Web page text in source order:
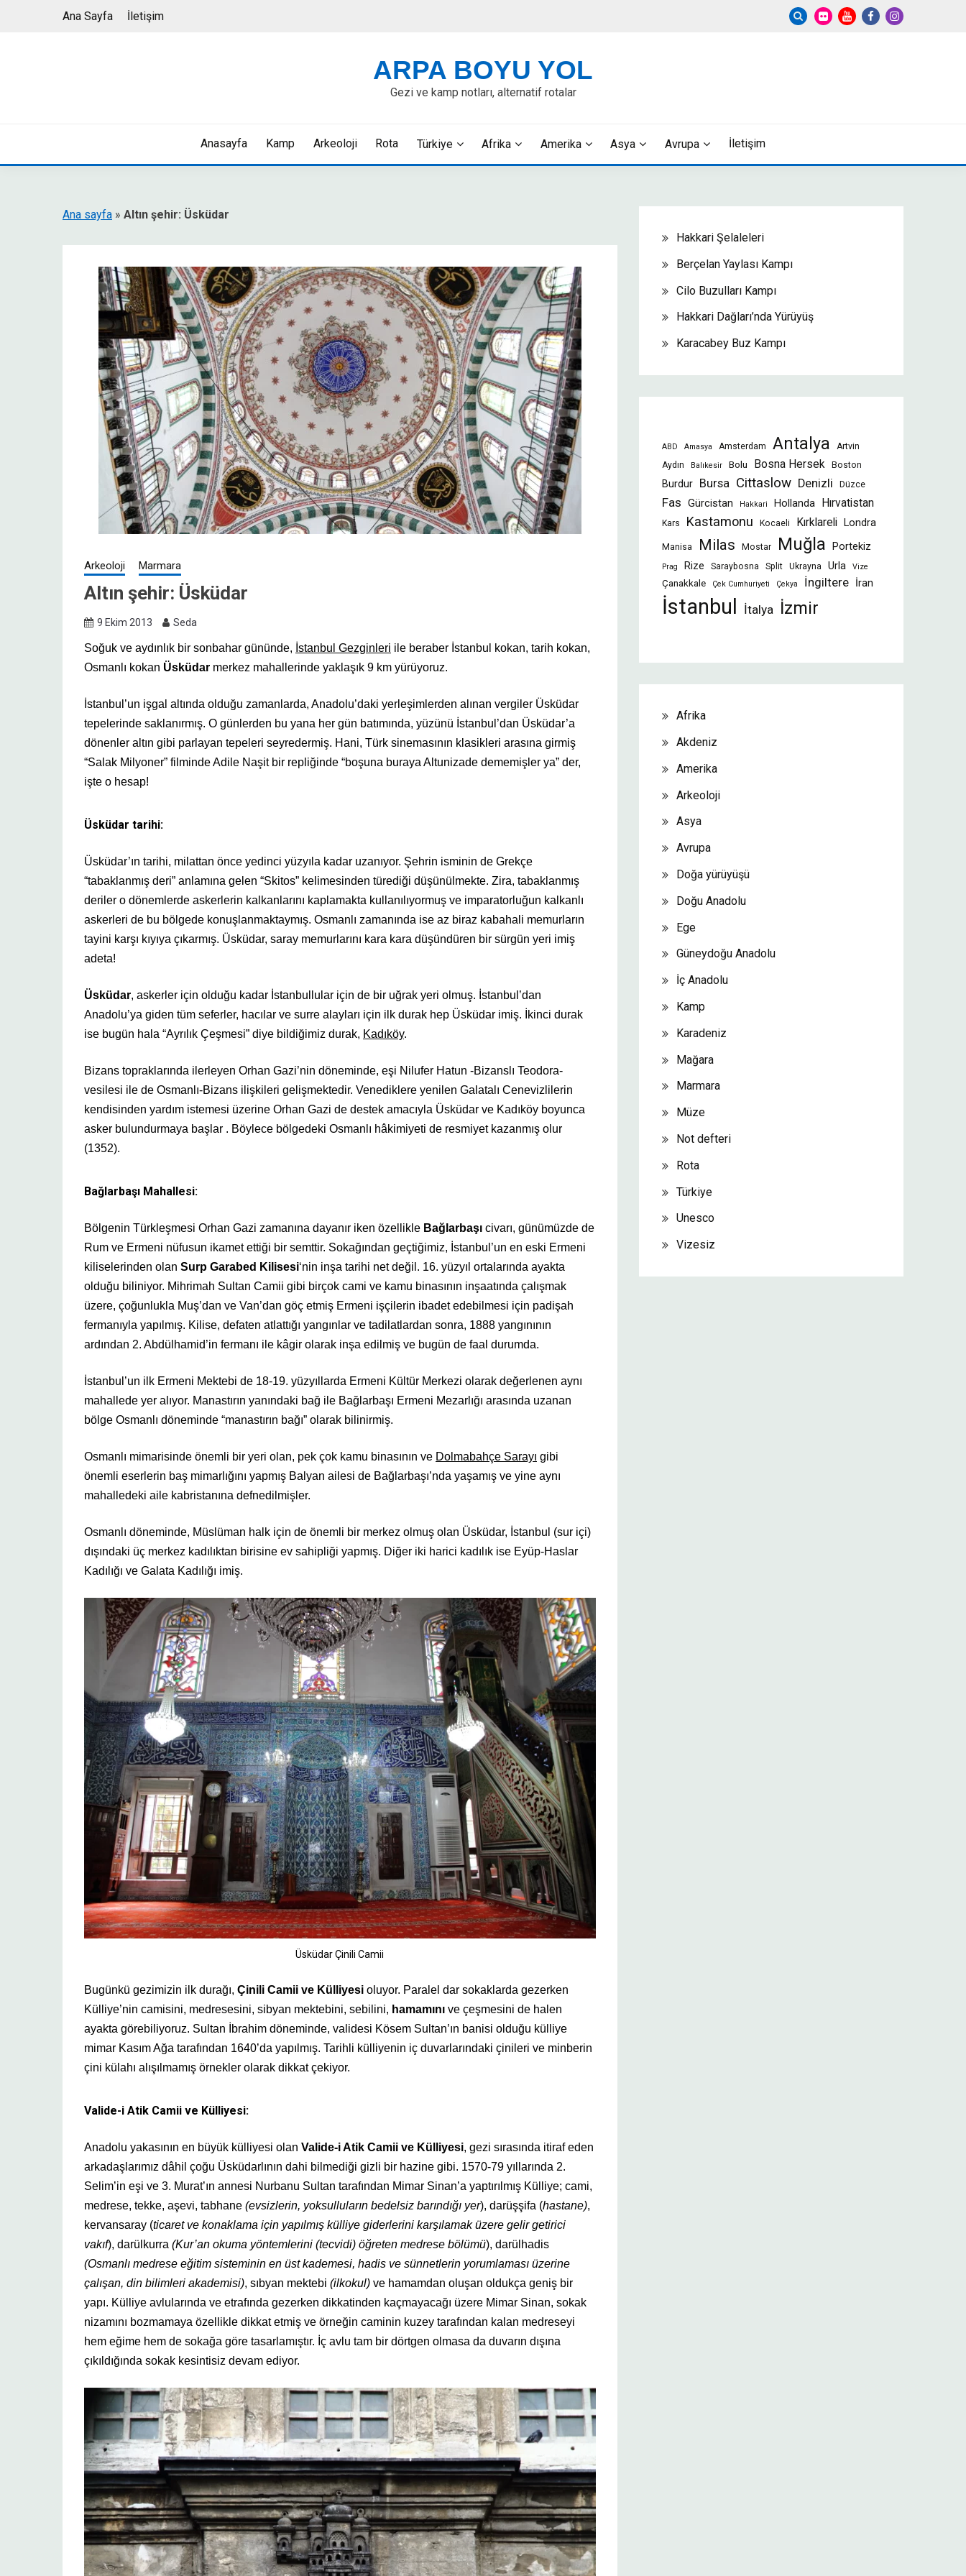
Ana Sayfa İletişim
ARPA BOYU YOL
Gezi ve kamp notları, alternatif rotalar
Anasayfa Kamp Arkeoloji Rota Türkiye Afrika Amerika Asya Avrupa İletişim
Ana sayfa » Altın şehir: Üsküdar
Arkeoloji Marmara
Altın şehir: Üsküdar
9 Ekim 2013 Seda
Soğuk ve aydınlık bir sonbahar gününde, İstanbul Gezginleri ile beraber İstanbul kokan, tarih kokan,
Osmanlı kokan Üsküdar merkez mahallerinde yaklaşık 9 km yürüyoruz.
İstanbul’un işgal altında olduğu zamanlarda, Anadolu’daki yerleşimlerden alınan vergiler Üsküdar
tepelerinde saklanırmış. O günlerden bu yana her gün batımında, yüzünü İstanbul’dan Üsküdar’a
dönenler altın gibi parlayan tepeleri seyredermiş. Hani, Türk sinemasının klasikleri arasına girmiş
“Salak Milyoner” filminde Adile Naşit bir repliğinde “boşuna buraya Altunizade dememişler ya” der,
işte o hesap!
Üsküdar tarihi:
Üsküdar’ın tarihi, milattan önce yedinci yüzyıla kadar uzanıyor. Şehrin isminin de Grekçe
“tabaklanmış deri” anlamına gelen “Skitos” kelimesinden türediği düşünülmekte. Zira, tabaklanmış
deriler o dönemlerde askerlerin kalkanlarını kaplamakta kullanılıyormuş ve imparatorluğun kalkanlı
askerleri de bu bölgede konuşlanmaktaymış. Osmanlı zamanında ise az biraz kabahali memurların
tayini karşı kıyıya çıkarmış. Üsküdar, saray memurlarını kara kara düşündüren bir sürgün yeri imiş
adeta!
Üsküdar, askerler için olduğu kadar İstanbullular için de bir uğrak yeri olmuş. İstanbul’dan
Anadolu’ya giden tüm seferler, hacılar ve surre alayları için ilk durak hep Üsküdar imiş. İkinci durak
ise bugün hala “Ayrılık Çeşmesi” diye bildiğimiz durak, Kadıköy.
Bizans topraklarında ilerleyen Orhan Gazi’nin döneminde, eşi Nilufer Hatun -Bizanslı Teodora-
vesilesi ile de Osmanlı-Bizans ilişkileri gelişmektedir. Venediklere yenilen Galatalı Cenevizlilerin
kendisinden yardım istemesi üzerine Orhan Gazi de destek amacıyla Üsküdar ve Kadıköy boyunca
asker bulundurmaya başlar . Böylece bölgedeki Osmanlı hâkimiyeti de resmiyet kazanmış olur
(1352).
Bağlarbaşı Mahallesi:
Bölgenin Türkleşmesi Orhan Gazi zamanına dayanır iken özellikle Bağlarbaşı civarı, günümüzde de
Rum ve Ermeni nüfusun ikamet ettiği bir semttir. Sokağından geçtiğimiz, İstanbul’un en eski Ermeni
kiliselerinden olan Surp Garabed Kilisesi‘nin inşa tarihi net değil. 16. yüzyıl ortalarında ayakta
olduğu biliniyor. Mihrimah Sultan Camii gibi birçok cami ve kamu binasının inşaatında çalışmak
üzere, çoğunlukla Muş’dan ve Van’dan göç etmiş Ermeni işçilerin ibadet edebilmesi için padişah
fermanıyla yapılmış. Kilise, defaten atlattığı yangınlar ve tadilatlardan sonra, 1888 yangınının
ardından 2. Abdülhamid’in fermanı ile kâgir olarak inşa edilmiş ve bugün de faal durumda.
İstanbul’un ilk Ermeni Mektebi de 18-19. yüzyıllarda Ermeni Kültür Merkezi olarak değerlenen aynı
mahallede yer alıyor. Manastırın yanındaki bağ ile Bağlarbaşı Ermeni Mezarlığı arasında uzanan
bölge Osmanlı döneminde “manastırın bağı” olarak bilinirmiş.
Osmanlı mimarisinde önemli bir yeri olan, pek çok kamu binasının ve Dolmabahçe Sarayı gibi
önemli eserlerin baş mimarlığını yapmış Balyan ailesi de Bağlarbaşı’nda yaşamış ve yine aynı
mahalledeki aile kabristanına defnedilmişler.
Osmanlı döneminde, Müslüman halk için de önemli bir merkez olmuş olan Üsküdar, İstanbul (sur içi)
dışındaki üç merkez kadılıktan birisine ev sahipliği yapmış. Diğer iki harici kadılık ise Eyüp-Haslar
Kadılığı ve Galata Kadılığı imiş.
Üsküdar Çinili Camii
Bugünkü gezimizin ilk durağı, Çinili Camii ve Külliyesi oluyor. Paralel dar sokaklarda gezerken
Külliye’nin camisini, medresesini, sibyan mektebini, sebilini, hamamını ve çeşmesini de halen
ayakta görebiliyoruz. Sultan İbrahim döneminde, validesi Kösem Sultan’ın banisi olduğu külliye
mimar Kasım Ağa tarafından 1640’da yapılmış. Tarihli külliyenin iç duvarlarındaki çinileri ve minberin
çini külahı alışılmamış örnekler olarak dikkat çekiyor.
Valide-i Atik Camii ve Külliyesi:
Anadolu yakasının en büyük külliyesi olan Valide-i Atik Camii ve Külliyesi, gezi sırasında itiraf eden
arkadaşlarımız dâhil çoğu Üsküdarlının dahi bilmediği gizli bir hazine gibi. 1570-79 yıllarında 2.
Selim’in eşi ve 3. Murat’ın annesi Nurbanu Sultan tarafından Mimar Sinan’a yaptırılmış Külliye; cami,
medrese, tekke, aşevi, tabhane (evsizlerin, yoksulluların bedelsiz barındığı yer), darüşşifa (hastane),
kervansaray (ticaret ve konaklama için yapılmış külliye giderlerini karşılamak üzere gelir getirici
vakıf), darülkurra (Kur’an okuma yöntemlerini (tecvidi) öğreten medrese bölümü), darülhadis
(Osmanlı medrese eğitim sisteminin en üst kademesi, hadis ve sünnetlerin yorumlaması üzerine
çalışan, din bilimleri akademisi), sıbyan mektebi (ilkokul) ve hamamdan oluşan oldukça geniş bir
yapı. Külliye avlularında ve etrafında gezerken dikkatinden kaçmayacağı üzere Mimar Sinan, sokak
nizamını bozmamaya özellikle dikkat etmiş ve örneğin caminin kuzey tarafından kalan medreseyi
hem eğime hem de sokağa göre tasarlamıştır. İç avlu tam bir dörtgen olmasa da duvarın dışına
çıkıldığında sokak kesintisiz devam ediyor.
Hakkari Şelaleleri
Berçelan Yaylası Kampı
Cilo Buzulları Kampı
Hakkari Dağları’nda Yürüyüş
Karacabey Buz Kampı
ABD Amasya Amsterdam Antalya
Artvin
Aydın
Balıkesir Bolu Bosna Hersek Boston
Burdur Bursa Cittaslow Denizli Düzce
Fas Gürcistan Hakkari Hollanda Hırvatistan
Kars Kastamonu Kocaeli Kırklareli Londra
Manisa Milas Mostar Muğla Portekiz
Prag Rize Saraybosna Split Ukrayna Urla Vize
Çanakkale Çek Cumhuriyeti Çekya İngiltere İran
İstanbul İtalya İzmir
Afrika
Akdeniz
Amerika
Arkeoloji
Asya
Avrupa
Doğa yürüyüşü
Doğu Anadolu
Ege
Güneydoğu Anadolu
İç Anadolu
Kamp
Karadeniz
Mağara
Marmara
Müze
Not defteri
Rota
Türkiye
Unesco
Vizesiz